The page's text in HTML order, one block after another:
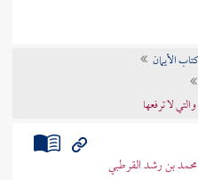
كتاب الأيمان
لا ترفعها
محمد بن رشد القرطبي